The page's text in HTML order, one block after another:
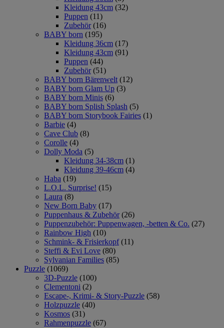
Kleidung 43cm (32)
Puppen (11)
Zubehör (16)
BABY born (195)
Kleidung 36cm (17)
Kleidung 43cm (91)
Puppen (44)
Zubehör (51)
BABY born Bärenwelt (12)
BABY born Glam Up (3)
BABY born Minis (6)
BABY born Splish Splash (5)
BABY born Storybook Fairies (1)
Barbie (4)
Cave Club (8)
Corolle (4)
Dolly Moda (5)
Kleidung 34-38cm (1)
Kleidung 39-46cm (4)
Haba (19)
L.O.L. Surprise! (15)
Laura (8)
New Born Baby (17)
Puppenhaus & Zubehör (26)
Puppenzubehör: Puppenwagen, -betten & Co. (27)
Rainbow High (10)
Schmink- & Frisierkopf (11)
Steffi & Evi Love (80)
Sylvanian Families (85)
Puzzle (1069)
3D-Puzzle (100)
Clementoni (2)
Escape-, Krimi- & Story-Puzzle (58)
Holzpuzzle (40)
Kosmos (31)
Rahmenpuzzle (67)